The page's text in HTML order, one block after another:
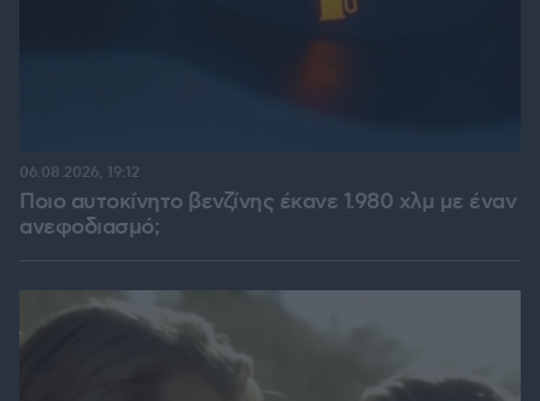
Ποιο αυτοκίνητο βενζίνης έκανε 1.980 χλμ με έναν
ανεφοδιασμό;
06.08.2026, 19:12